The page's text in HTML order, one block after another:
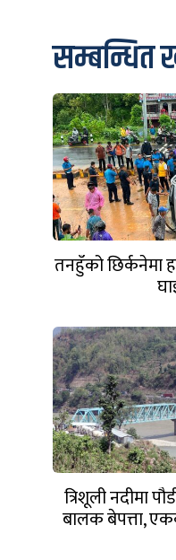
सम्बन्धित
तनहुँको छिर्कनेमा
त्रिशूली नदीमा
बालक बेपत्ता,